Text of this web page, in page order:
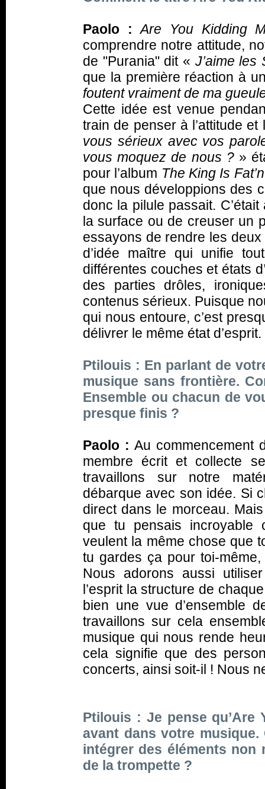
Paolo :Are You Kidding
comprendre notre attitude,
de "Purania" dit « J’aime
que la première réaction à
foutent vraiment de ma
Cette idée est venue
train de penser à l’attitude
vous sérieux avec vos
vous moquez de nous ? »
pour l’album The King Is
que nous développions des
donc la pilule passait.
la surface ou de creuser un
essayons de rendre les
d’idée maître qui unifie
différentes couches et états
des parties drôles,
contenus sérieux. Puisque
qui nous entoure, c’est
délivrer le même état d’esprit.
Ptilouis : En parlant de
musique sans frontière.
Ensemble ou chacun de
presque finis ?
Paolo : Au commencement
membre écrit et collecte
travaillons sur notre
débarque avec son idée. Si
direct dans le morceau.
que tu pensais incroyable
veulent la même chose que
tu gardes ça pour toi-
Nous adorons aussi
l’esprit la structure de
bien une vue d’ensemble
travaillons sur cela
musique qui nous rende
cela signifie que des
concerts, ainsi soit-il ! Nous
Ptilouis : Je pense qu’Are
avant dans votre musique.
intégrer des éléments non
de la trompette ?